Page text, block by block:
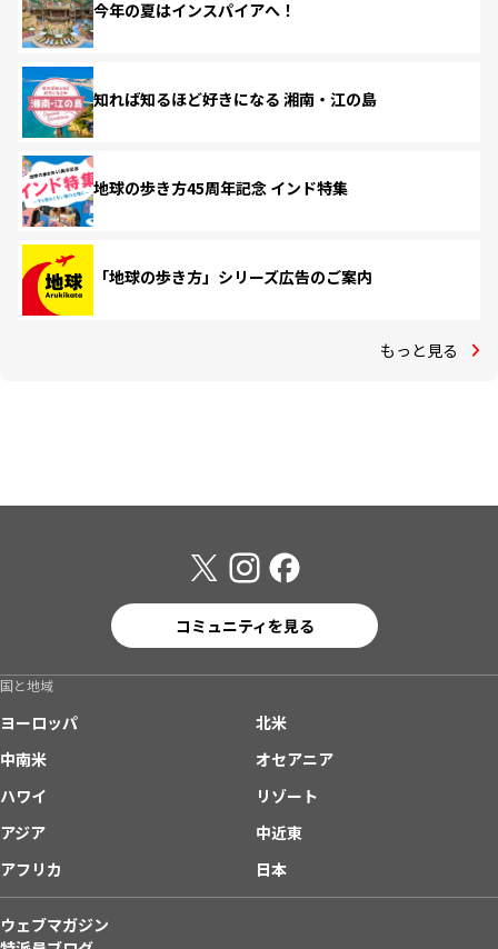
今年の夏はインスパイアへ！
知れば知るほど好きになる 湘南・江の島
地球の歩き方45周年記念 インド特集
「地球の歩き方」シリーズ広告のご案内
もっと見る
コミュニティを見る
国と地域
ヨーロッパ
北米
中南米
オセアニア
ハワイ
リゾート
アジア
中近東
アフリカ
日本
ウェブマガジン